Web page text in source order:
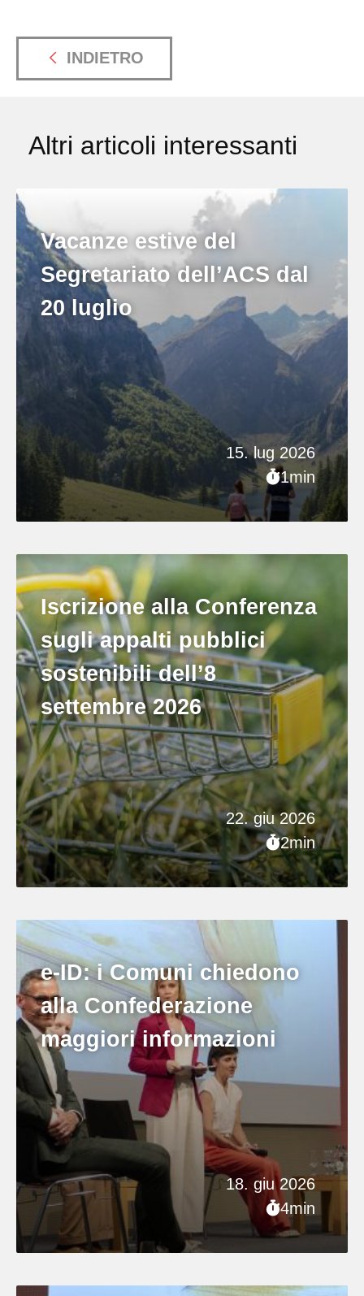
INDIETRO
Altri articoli interessanti
15. lug 2026
1min
Vacanze estive del
Segretariato dell’ACS dal
20 luglio
22. giu 2026
2min
Iscrizione alla Conferenza
sugli appalti pubblici
sostenibili dell’8
settembre 2026
18. giu 2026
4min
e-ID: i Comuni chiedono
alla Confederazione
maggiori informazioni